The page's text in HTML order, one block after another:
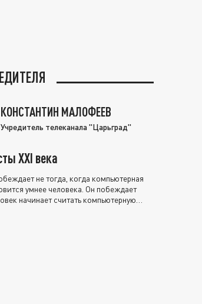
КОНСТАНТИН МАЛОФЕЕВ
Учредитель телеканала "Царьград"
XXI века
не тогда, когда компьютерная
умнее человека. Он побеждает
начинает считать компьютерную